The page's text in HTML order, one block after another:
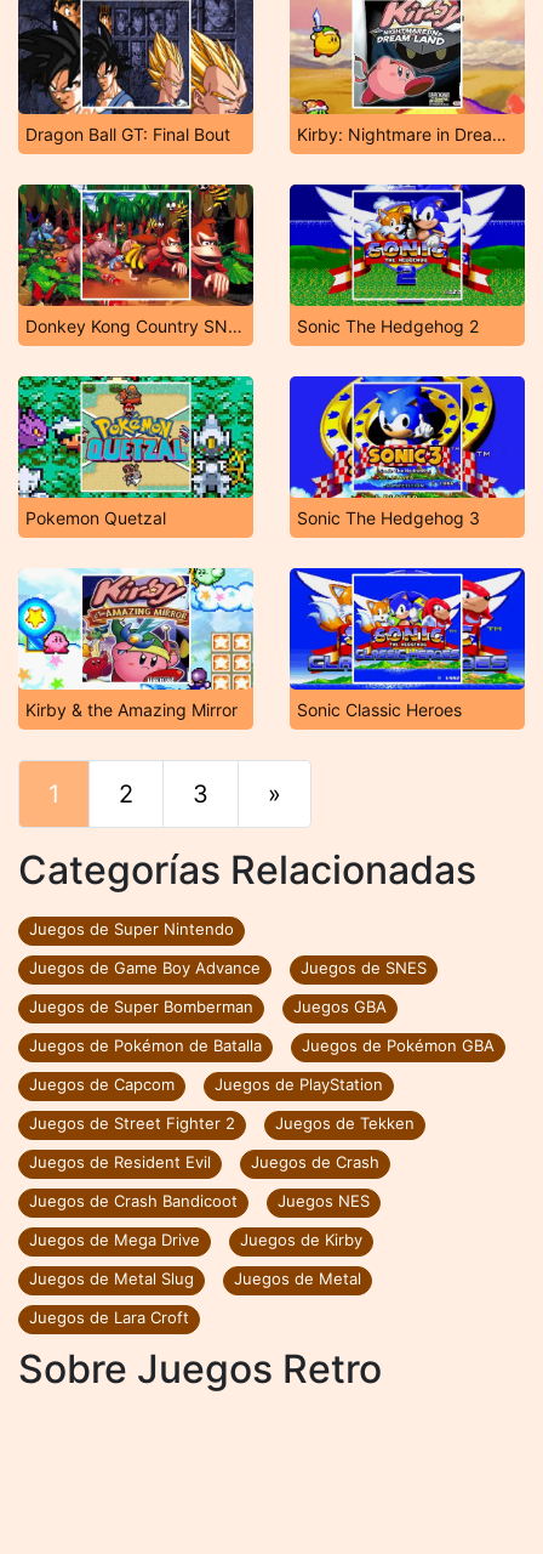
Dragon Ball GT: Final Bout Kirby: Nightmare in Dreamland
Donkey Kong Country SNES Sonic The Hedgehog 2
Pokemon Quetzal Sonic The Hedgehog 3
Kirby & the Amazing Mirror Sonic Classic Heroes
1 2 3 »
Categorías Relacionadas
Juegos de Super Nintendo
Juegos de Game Boy Advance
Juegos de SNES
Juegos de Super Bomberman
Juegos GBA
Juegos de Pokémon de Batalla
Juegos de Pokémon GBA
Juegos de Capcom
Juegos de PlayStation
Juegos de Street Fighter 2
Juegos de Tekken
Juegos de Resident Evil
Juegos de Crash
Juegos de Crash Bandicoot
Juegos NES
Juegos de Mega Drive
Juegos de Kirby
Juegos de Metal Slug
Juegos de Metal
Juegos de Lara Croft
Sobre Juegos Retro